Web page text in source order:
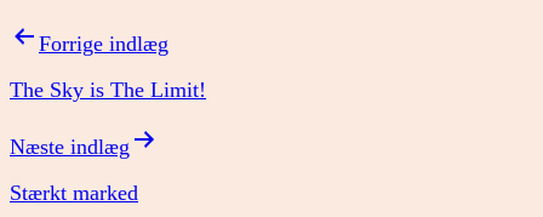
Indlægsnavigation
Forrige indlæg
The Sky is The Limit!
Næste indlæg
Stærkt marked